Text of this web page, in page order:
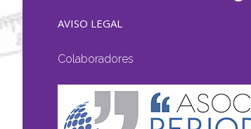
AVISO LEGAL
Colaboradores